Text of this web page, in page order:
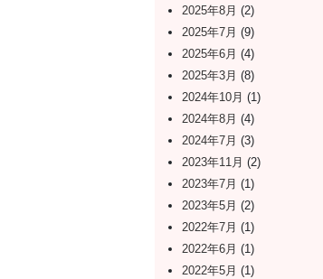
2025年8月 (2)
2025年7月 (9)
2025年6月 (4)
2025年3月 (8)
2024年10月 (1)
2024年8月 (4)
2024年7月 (3)
2023年11月 (2)
2023年7月 (1)
2023年5月 (2)
2022年7月 (1)
2022年6月 (1)
2022年5月 (1)